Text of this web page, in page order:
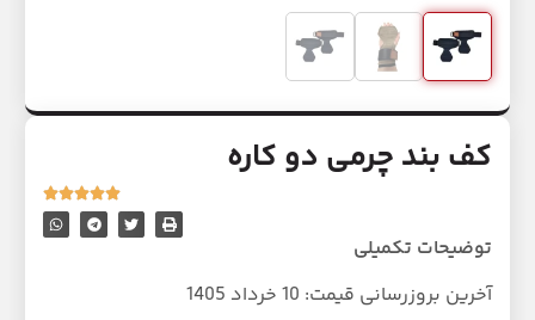
کف بند چرمی دو کاره
توضیحات تکمیلی
آخرین بروزرسانی قیمت: 10 خرداد 1405